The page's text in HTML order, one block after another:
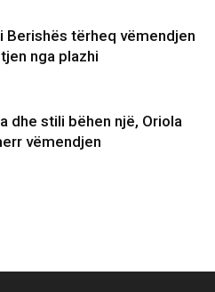
Berishës tërheq vëmendjen
nga plazhi
dhe stili bëhen një, Oriola
vëmendjen